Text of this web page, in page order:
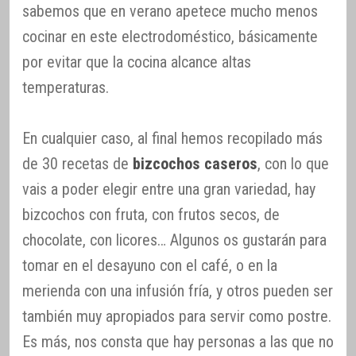
sabemos que en verano apetece mucho menos
cocinar en este electrodoméstico, básicamente
por evitar que la cocina alcance altas
temperaturas.
En cualquier caso, al final hemos recopilado más
de 30 recetas de bizcochos caseros, con lo que
vais a poder elegir entre una gran variedad, hay
bizcochos con fruta, con frutos secos, de
chocolate, con licores… Algunos os gustarán para
tomar en el desayuno con el café, o en la
merienda con una infusión fría, y otros pueden ser
también muy apropiados para servir como postre.
Es más, nos consta que hay personas a las que no